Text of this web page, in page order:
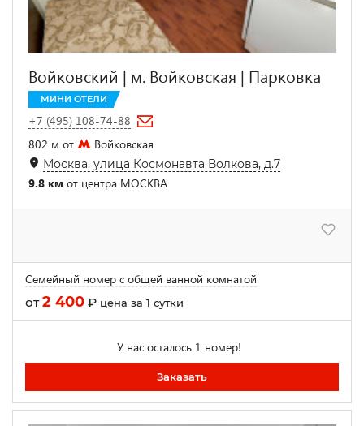
Войковский | м. Войковская | Парковка
МИНИ ОТЕЛИ
+7 (495) 108-74-88
802 м от
Войковская
Москва, улица Космонавта Волкова, д.7
9.8 км от центра МОСКВА
Семейный номер с общей ванной комнатой
от2 400 ₽ цена за 1 сутки
У нас осталось 1 номер!
Заказать